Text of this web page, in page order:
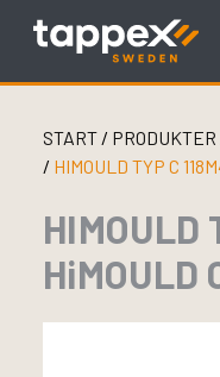
START/ PRODUKTER
/ HIMOULD TYP C
HIMOULD
HiMOULD